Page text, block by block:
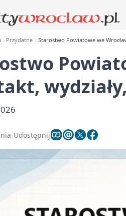
Przydatne Starostwo Powiatowe we
Udostępnij